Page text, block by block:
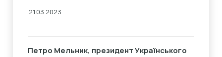
21.03.2023
Петро Мельник, президент Українського